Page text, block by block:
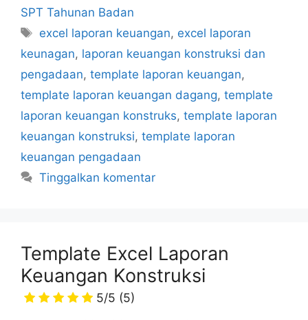
SPT Tahunan Badan
Tag
excel laporan keuangan, excel laporan
keunagan, laporan keuangan konstruksi dan
pengadaan, template laporan keuangan,
template laporan keuangan dagang, template
laporan keuangan konstruks, template laporan
keuangan konstruksi, template laporan
keuangan pengadaan
Tinggalkan komentar
Template Excel Laporan
Keuangan Konstruksi
5/5 (5)